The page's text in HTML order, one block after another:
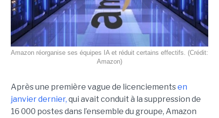
Amazon réorganise ses équipes IA et réduit certains effectifs. (Crédit:
Amazon)
Après une première vague de licenciementsen
janvier dernier, qui avait conduit à la suppression de
16 000 postes dans l’ensemble du groupe, Amazon